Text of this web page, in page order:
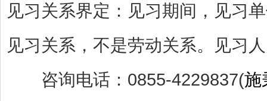
见习关系界定：见习期间，见习
见习关系，不是劳动关系。见习
咨询电话：0855-4229837(施